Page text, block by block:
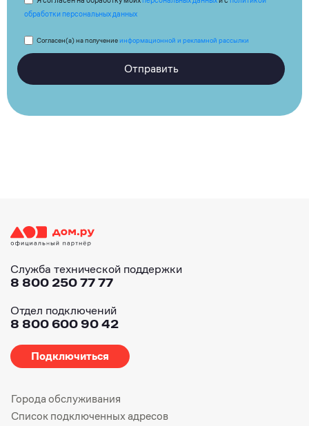
обработки персональных данных
Согласен(а) на получениеинформационной и рекламной рассылки
Отправить
Служба технической поддержки
8 800 250 77 77
Отдел подключений
8 800 600 90 42
Подключиться
Города обслуживания
Список подключенных адресов